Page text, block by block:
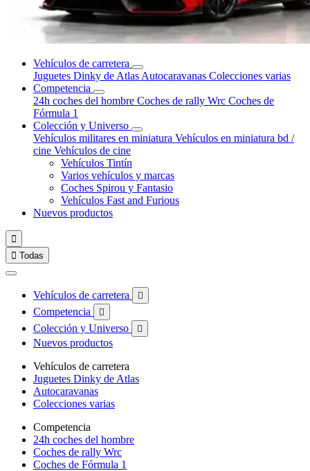
Vehículos de carretera
Juguetes Dinky de Atlas Autocaravanas Colecciones varias
Competencia
24h coches del hombre Coches de rally Wrc Coches de
Fórmula 1
Colección y Universo
Vehículos militares en miniatura Vehículos en miniatura bd /
cine Vehículos de cine
Vehículos Tintín
Varios vehículos y marcas
Coches Spirou y Fantasio
Vehículos Fast and Furious
Nuevos productos

 Todas
Vehículos de carretera 
Competencia 
Colección y Universo 
Nuevos productos
Vehículos de carretera
Juguetes Dinky de Atlas
Autocaravanas
Colecciones varias
Competencia
24h coches del hombre
Coches de rally Wrc
Coches de Fórmula 1